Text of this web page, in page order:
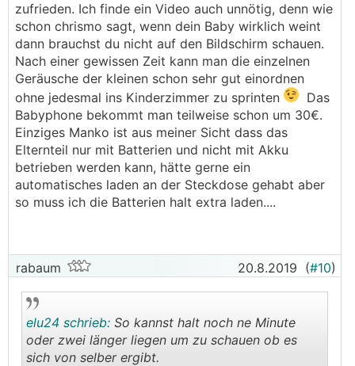
zufrieden. Ich finde ein Video auch unnötig, denn wie
schon chrismo sagt, wenn dein Baby wirklich weint
dann brauchst du nicht auf den Bildschirm schauen.
Nach einer gewissen Zeit kann man die einzelnen
Geräusche der kleinen schon sehr gut einordnen
ohne jedesmal ins Kinderzimmer zu sprinten
Das
Babyphone bekommt man teilweise schon um 30€.
Einziges Manko ist aus meiner Sicht dass das
Elternteil nur mit Batterien und nicht mit Akku
betrieben werden kann, hätte gerne ein
automatisches laden an der Steckdose gehabt aber
so muss ich die Batterien halt extra laden....
rabaum 20.8.2019 (#10)
elu24 schrieb: So kannst halt noch ne Minute
oder zwei länger liegen um zu schauen ob es
sich von selber ergibt.